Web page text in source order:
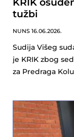
tužbi
NUNS 16.06.2026.
Sudija Višeg
je KRIK zbog
za Predraga